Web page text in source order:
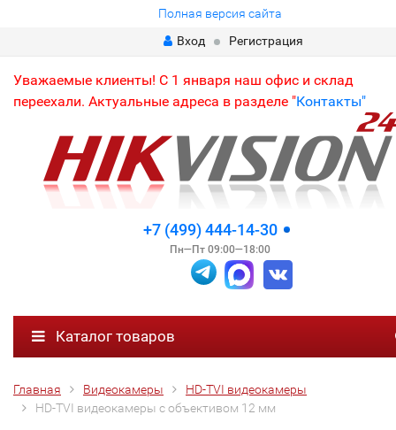
Полная версия сайта
Вход
Регистрация
Уважаемые клиенты! С 1 января наш офис и склад
переехали. Актуальные адреса в разделе "Контакты"
+7 (499) 444-14-30
Пн—Пт 09:00—18:00
Каталог товаров
Главная Видеокамеры
HD-TVI видеокамеры
HD-TVI видеокамеры с объективом 12 мм